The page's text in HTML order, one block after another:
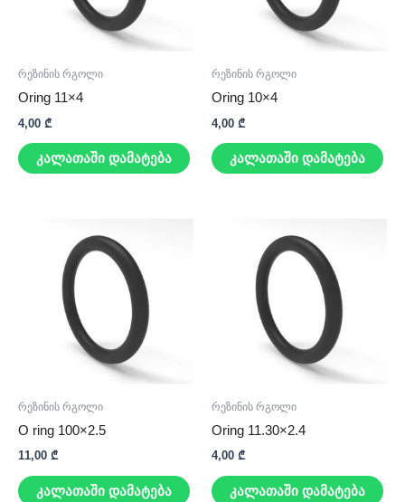
რეზინის რგოლი
Oring 11×4
4,00 ₾
კალათაში დამატება
რეზინის რგოლი
Oring 10×4
4,00 ₾
კალათაში დამატება
რეზინის რგოლი
O ring 100×2.5
11,00 ₾
კალათაში დამატება
რეზინის რგოლი
Oring 11.30×2.4
4,00 ₾
კალათაში დამატება